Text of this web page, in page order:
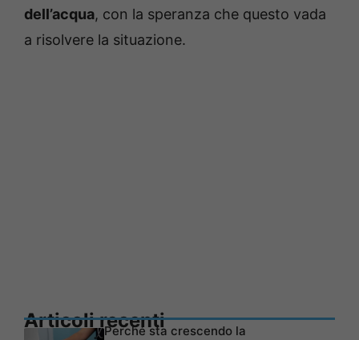
dell’acqua, con la speranza che questo vada
a risolvere la situazione.
Articoli recentiPerché sta crescendo la